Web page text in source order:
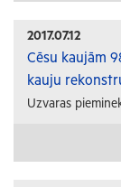
Citi pasākumi
Sports
Florbols
Slēpošana
2017.07.12
Cēsu kaujām
kauju
Uzvaras